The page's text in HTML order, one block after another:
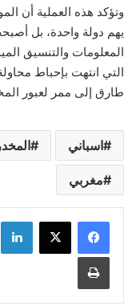
وتؤكد هذه العملية أن
يهم دولة واحدة، بل
المعلومات والتنسيق
التي انتهت بإحباط
طارق إلى ممر لعبور
اسباني
مغربي
طباعة